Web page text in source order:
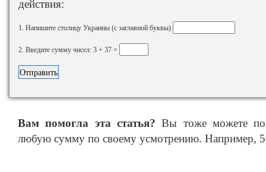
действия:
1. Напишите столицу Украины (с заглавной буквы)
2. Введите сумму чисел: 3 + 37 =
Вам помогла эта статья? Вы тоже можете
любую сумму по своему усмотрению. Например,